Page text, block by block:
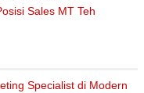
Sales MT Teh
Specialist di Modern